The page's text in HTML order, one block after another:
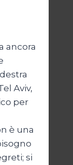
ancora
Aviv,
per
è una
si